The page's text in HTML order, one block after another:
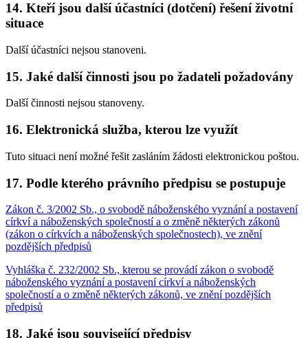
14. Kteří jsou další účastníci (dotčení) řešení životní
situace
Další účastníci nejsou stanoveni.
15. Jaké další činnosti jsou po žadateli požadovány
Další činnosti nejsou stanoveny.
16. Elektronická služba, kterou lze využít
Tuto situaci není možné řešit zasláním žádosti elektronickou poštou.
17. Podle kterého právního předpisu se postupuje
Zákon č. 3/2002 Sb., o svobodě náboženského vyznání a postavení
církví a náboženských společností a o změně některých zákonů
(zákon o církvích a náboženských společnostech), ve znění
pozdějších předpisů
Vyhláška č. 232/2002 Sb., kterou se provádí zákon o svobodě
náboženského vyznání a postavení církví a náboženských
společností a o změně některých zákonů, ve znění pozdějších
předpisů
18. Jaké jsou související předpisy